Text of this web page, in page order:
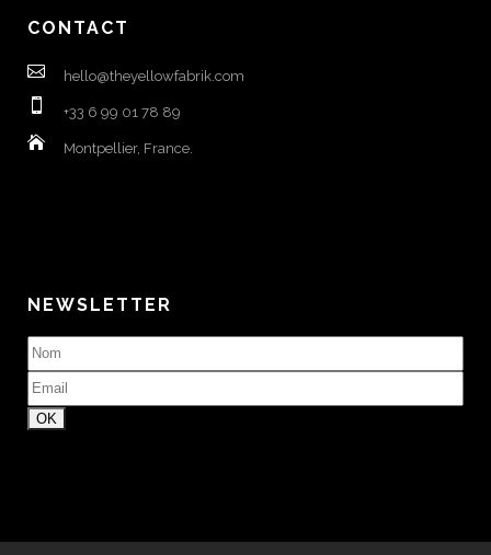
CONTACT
hello@theyellowfabrik.com
+33 6 99 01 78 89
Montpellier, France.
NEWSLETTER